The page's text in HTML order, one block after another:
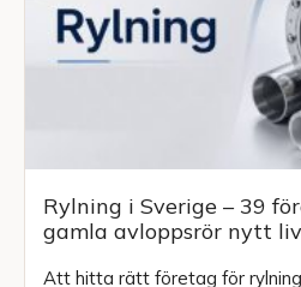
Rylning i Sverige – 39
gamla avloppsrör nytt liv
Att hitta rätt företag för